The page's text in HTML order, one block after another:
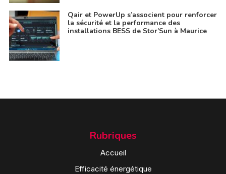
Qair et PowerUp s’associent pour renforcer
la sécurité et la performance des
installations BESS de Stor’Sun à Maurice
Rubriques
Accueil
Efficacité énergétique